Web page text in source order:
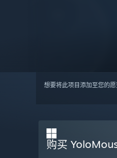
想要将此项目添加至您的
购买